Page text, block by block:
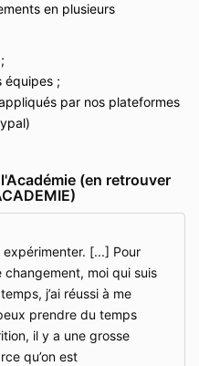
en plusieurs
équipes ;
par nos plateformes
(en retrouver
expérimenter. [...] Pour
moi qui suis
j’ai réussi à me
prendre du temps
il y a une grosse
qu’on est